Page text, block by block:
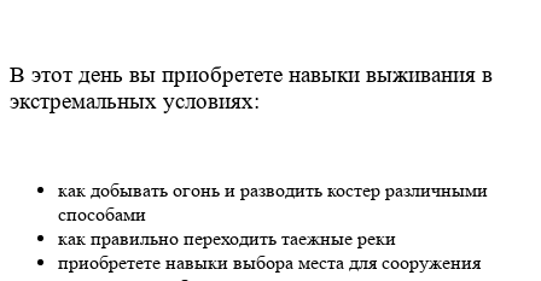
В этот день вы приобретете навыки выживания в
экстремальных условиях:
как добывать огонь и разводить костер различными
способами
как правильно переходить таежные реки
приобретете навыки выбора места для сооружения